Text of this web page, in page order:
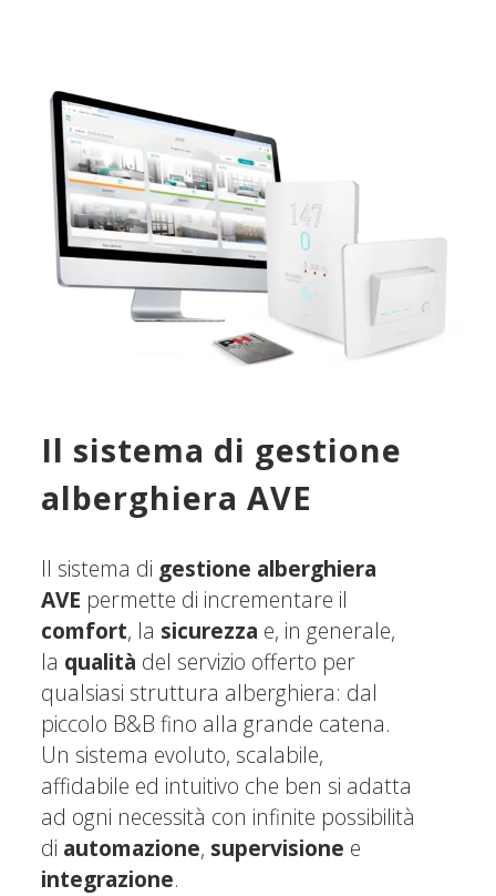
Il sistema di gestione
alberghiera AVE
Il sistema di gestione alberghiera
AVE permette di incrementare il
comfort, la sicurezza e, in generale,
la qualità del servizio offerto per
qualsiasi struttura alberghiera: dal
piccolo B&B fino alla grande catena.
Un sistema evoluto, scalabile,
affidabile ed intuitivo che ben si adatta
ad ogni necessità con infinite possibilità
di automazione, supervisione e
integrazione.